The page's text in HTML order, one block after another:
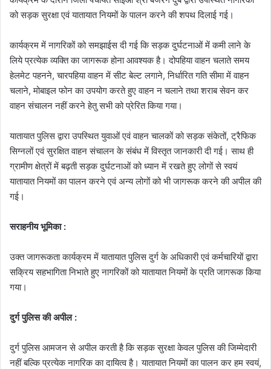
को सड़क सुरक्षा एवं यातायात नियमों के पालन करने की शपथ दिलाई गई।
कार्यक्रम में नागरिकों को समझाईस दी गई कि सड़क दुर्घटनाओं में कमी लाने के
लिये प्रत्येक व्यक्ति का जागरूक होना आवश्यक है। दोपहिया वाहन चलाते समय
हेलमेट पहनने, चारपहिया वाहन में सीट बेल्ट लगाने, निर्धारित गति सीमा में वाहन
चलाने, मोबाइल फोन का उपयोग करते हुए वाहन न चलाने तथा शराब सेवन कर
वाहन संचालन नहीं करने हेतु सभी को प्रेरित किया गया।
यातायात पुलिस द्वारा उपस्थित युवाओं एवं वाहन चालकों को सड़क संकेतों, ट्रैफिक
सिग्नलों एवं सुरक्षित वाहन संचालन के संबंध में विस्तृत जानकारी दी गई। साथ ही
ग्रामीण क्षेत्रों में बढ़ती सड़क दुर्घटनाओं को ध्यान में रखते हुए लोगों से स्वयं
यातायात नियमों का पालन करने एवं अन्य लोगों को भी जागरूक करने की अपील की
गई।
सराहनीय भूमिका :
उक्त जागरूकता कार्यक्रम में यातायात पुलिस दुर्ग के अधिकारी एवं कर्मचारियों द्वारा
सक्रिय सहभागिता निभाते हुए नागरिकों को यातायात नियमों के प्रति जागरूक किया
गया।
दुर्ग पुलिस की अपील :
दुर्ग पुलिस आमजन से अपील करती है कि सड़क सुरक्षा केवल पुलिस की जिम्मेदारी
नहीं बल्कि प्रत्येक नागरिक का दायित्व है। यातायात नियमों का पालन कर हम स्वयं,